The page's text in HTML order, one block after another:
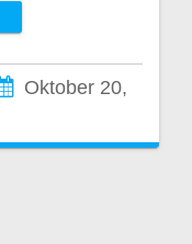
Oktober 20,